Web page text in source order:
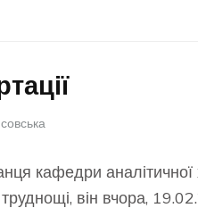
кафедри аналітичної
він вчора,